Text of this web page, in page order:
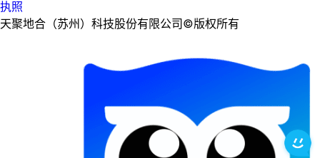
执照
天聚地合（苏州）科技股份有限公司©版权所有